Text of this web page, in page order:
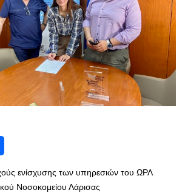
ενίσχυσης των υπηρεσιών του ΩΡΛ
Νοσοκομείου Λάρισας